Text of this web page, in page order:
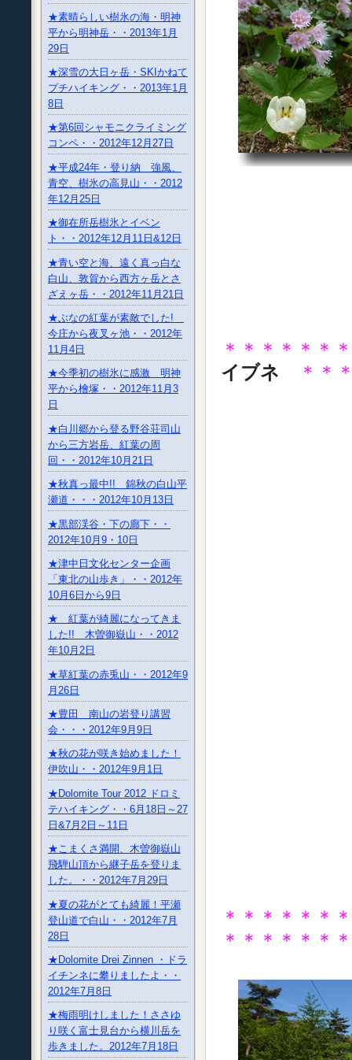
★素晴らしい樹氷の海・明神
平から明神岳・・2013年1月
29日
★深雪の大日ヶ岳・SKIかねて
プチハイキング・・2013年1月
8日
★第6回シャモニクライミング
コンペ・・2012年12月27日
★平成24年・登り納 強風、
青空、樹氷の高見山・・2012
年12月25日
★御在所岳樹氷とイベン
ト・・2012年12月11日&12日
★青い空と海、遠く真っ白な
白山、敦賀から西方ヶ岳とさ
ざえヶ岳・・2012年11月21日
★ぶなの紅葉が素敵でした!
今庄から夜叉ヶ池・・2012年
11月4日
★今季初の樹氷に感激 明神
平から檜塚・・2012年11月3
日
★白川郷から登る野谷荘司山
から三方岩岳、紅葉の周
回・・2012年10月21日
★秋真っ最中!! 錦秋の白山平
瀬道・・・2012年10月13日
★黒部渓谷・下の廊下・・
2012年10月9・10日
★津中日文化センター企画
「東北の山歩き」・・2012年
10月6日から9日
★ 紅葉が綺麗になってきま
した!! 木曽御嶽山・・2012
年10月2日
★草紅葉の赤兎山・・2012年9
月26日
★豊田 南山の岩登り講習
会・・・2012年9月9日
★秋の花が咲き始めました！
伊吹山・・2012年9月1日
★Dolomite Tour 2012 ドロミ
テハイキング・・6月18日～27
日&7月2日～11日
★こまくさ満開、木曽御嶽山
飛騨山頂から継子岳を登りま
した。・・2012年7月29日
★夏の花がとても綺麗！平瀬
登山道で白山・・2012年7月
28日
★Dolomite Drei Zinnen ・ドラ
イチンネに攀りましたよ・・
2012年7月8日
★梅雨明けしました！ささゆ
り咲く富士見台から横川岳を
歩きました。2012年7月18日
＊＊＊＊＊＊
イブネ
＊＊
＊＊＊＊＊＊＊
＊＊＊＊＊＊